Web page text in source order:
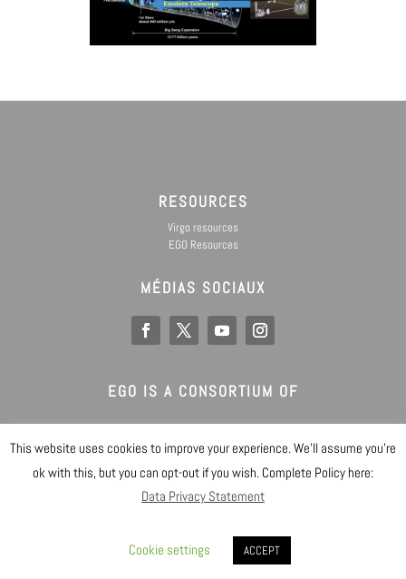
RESOURCES
Virgo resources
EGO Resources
MÉDIAS SOCIAUX
EGO IS A CONSORTIUM OF
@ Copyright EGO 2019
Data Privacy Statement
Safety
Gender Equality Plan
Sitemap
Designed by EGO IT Dept
This website uses cookies to improve your experience. We'll assume you're
ok with this, but you can opt-out if you wish. Complete Policy here:
Data Privacy Statement
Cookie settings ACCEPT